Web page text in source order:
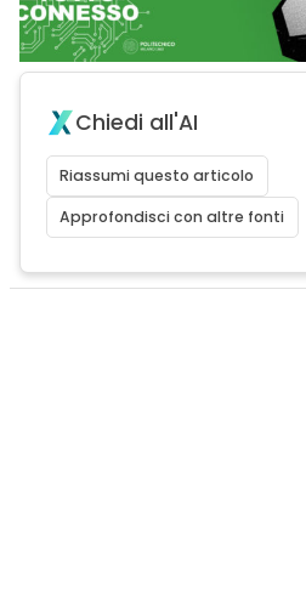
Chiedi all'AI
Riassumi questo articolo
Approfondisci con altre fonti